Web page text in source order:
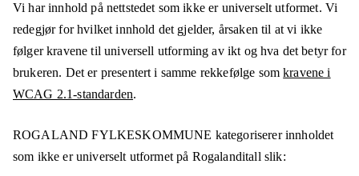
Vi har innhold på nettstedet som ikke er universelt utformet. Vi
redegjør for hvilket innhold det gjelder, årsaken til at vi ikke
følger kravene til universell utforming av ikt og hva det betyr for
brukeren. Det er presentert i samme rekkefølge somkravene i
WCAG 2.1-standarden.
ROGALAND FYLKESKOMMUNE kategoriserer innholdet
som ikke er universelt utformet på Rogalanditallslik: